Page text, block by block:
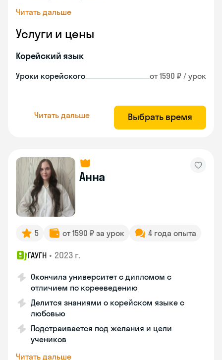
Читать дальше
Услуги и цены
Корейский язык
Уроки корейского от 1590 ₽ / урок
Читать дальше Выбрать время
Анна
5 от 1590 ₽ за урок 4 года опыта
ГАУГН • 2023 г.
Окончила университет с дипломом с
отличием по корееведению
Делится знаниями о корейском языке с
любовью
Подстраивается под желания и цели
учеников
Читать дальше